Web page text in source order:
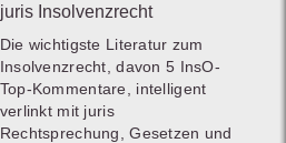
juris Insolvenzrecht
Die wichtigste Literatur zum
Insolvenzrecht, davon 5 InsO-
Top-Kommentare, intelligent
verlinkt mit juris
Rechtsprechung, Gesetzen und